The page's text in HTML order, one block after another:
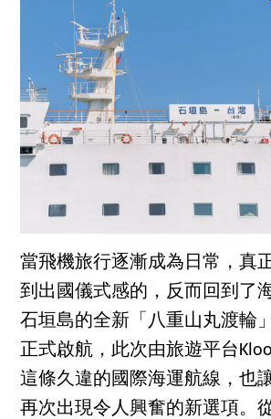
當飛機旅行逐漸成為日常，真
到出國儀式感的，反而回到了
石垣島的全新「八重山丸渡輪
正式啟航，此次由旅遊平台
這條久違的國際海運航線，也
再次出現令人興奮的新選項。